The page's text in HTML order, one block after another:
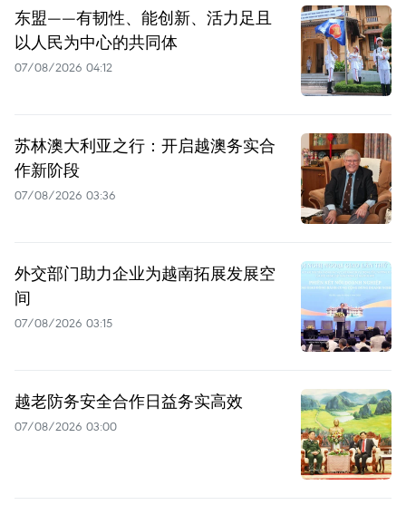
东盟——有韧性、能创新、活力足且
以人民为中心的共同体
07/08/2026 04:12
苏林澳大利亚之行：开启越澳务实合
作新阶段
07/08/2026 03:36
外交部门助力企业为越南拓展发展空
间
07/08/2026 03:15
越老防务安全合作日益务实高效
07/08/2026 03:00